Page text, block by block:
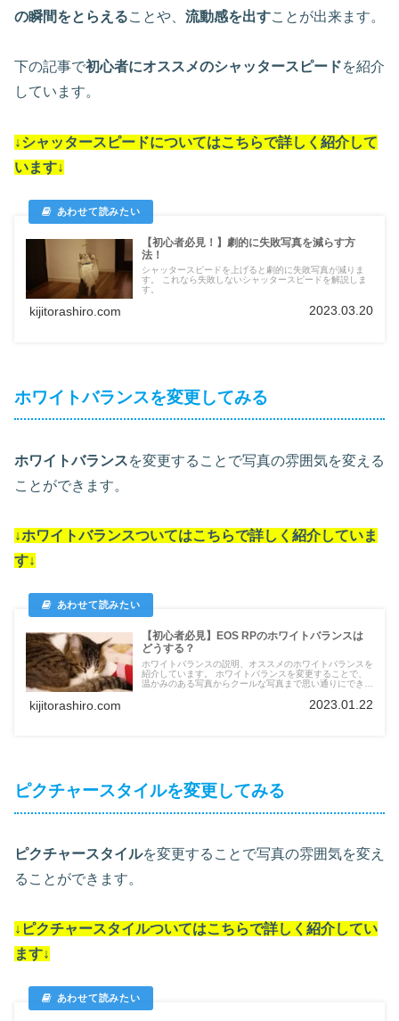
の瞬間をとらえることや、 流動感を出すことが出来ます。
下の記事で初心者にオススメのシャッタースピードを紹介
しています。
↓シャッタースピードについてはこちらで詳しく紹介して
います↓
【初心者必見！】劇的に失敗写真を減らす方
法！
シャッタースピードを上げると劇的に失敗写真が減りま
す。 これなら失敗しないシャッタースピードを解説しま
す。
kijitorashiro.com 2023.03.20
ホワイトバランスを変更してみる
ホワイトバランスを変更することで写真の雰囲気を変える
ことができます。
↓ホワイトバランスついてはこちらで詳しく紹介していま
す↓
【初心者必見】EOS RPのホワイトバランスは
どうする？
ホワイトバランスの説明、オススメのホワイトバランスを
紹介しています。 ホワイトバランスを変更することで、
温かみのある写真からクールな写真まで思い通りにできま
kijitorashiro.com 2023.01.22
ピクチャースタイルを変更してみる
ピクチャースタイルを変更することで写真の雰囲気を変え
ることができます。
↓ ピクチャースタイルついてはこちらで詳しく紹介してい
ます↓